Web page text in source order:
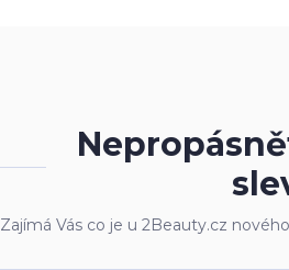
Zajímá Vás co je u 2Beauty.cz